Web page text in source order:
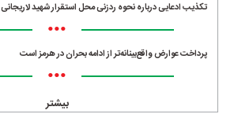
تکذیب ادعایی درباره نحوه ردزنی محل استقرار شهید لاریجانی
•••
پرداخت عوارض واقع‌بینانه‌تر از ادامه بحران در هرمز است
•••
بیشتر